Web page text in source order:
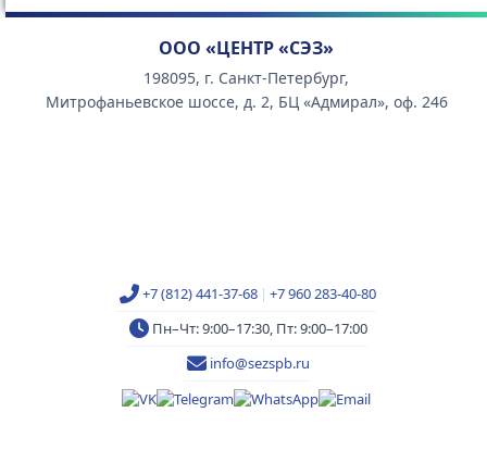
ООО «ЦЕНТР «СЭЗ»
198095, г. Санкт-Петербург,
Митрофаньевское шоссе, д. 2, БЦ «Адмирал», оф. 246
+7 (812) 441-37-68 | +7 960 283-40-80
Пн–Чт: 9:00–17:30, Пт: 9:00–17:00
info@sezspb.ru